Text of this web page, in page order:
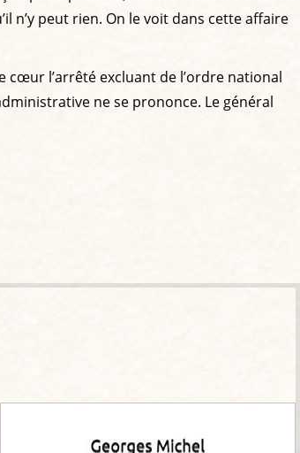
n’y peut rien. On le voit dans cette affaire
cœur l’arrêté excluant de l’ordre national
ne se prononce. Le général